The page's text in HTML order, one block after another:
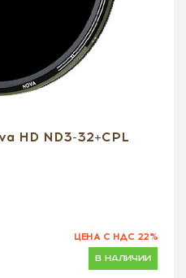
HD ND3-32+CPL
в наличии
ЦЕНА С НДС 22%